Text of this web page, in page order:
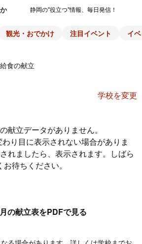
静岡の"役立つ"情報、毎日発信！
観光・おでかけ 注目イベント イ
給食の献立
学校を変更
献立データがありません。
り目に表示されない場合がありま
れましたら、表示されます。しばら
お待ちください。
の献立表をPDFで見る